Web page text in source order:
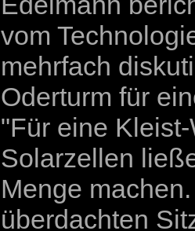
vom
mehrfach
Oderturm für
"Für eine
Solarzellen
Menge
überdachten